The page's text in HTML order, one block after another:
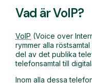
Vad är VoIP?
VoIP (Voice over
rymmer alla
del av det publika
telefonsamtal till
Inom alla dessa